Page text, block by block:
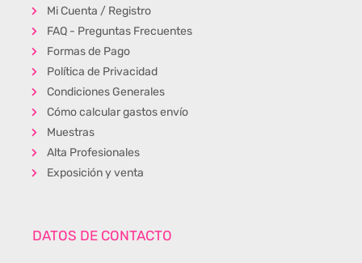
Mi Cuenta / Registro
FAQ - Preguntas Frecuentes
Formas de Pago
Política de Privacidad
Condiciones Generales
Cómo calcular gastos envío
Muestras
Alta Profesionales
Exposición y venta
DATOS DE CONTACTO